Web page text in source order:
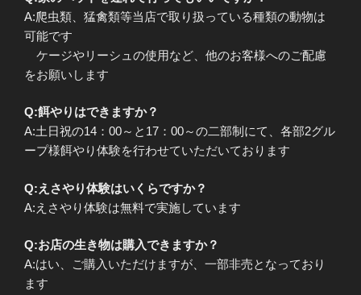
A:爬虫類、猛禽類等当店で取り扱っている種類の動物は
可能です
ケージやリーシュの使用など、他のお客様へのご配慮
をお願いします
Q:餌やりはできますか？
A:土日祝の14：00～と17：00～の二部制にて、各部2グル
ープ様餌やり体験を行わせていただいております
Q:えさやり体験はいくらですか？
A:えさやり体験は無料で実施しています
Q:お店の生き物は購入できますか？
A:はい、ご購入いただけますが、一部非売となっており
ます